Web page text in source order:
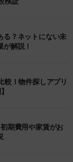
る？ネットにない未
解説！
較！物件探しアプリ
期費用や家賃がお